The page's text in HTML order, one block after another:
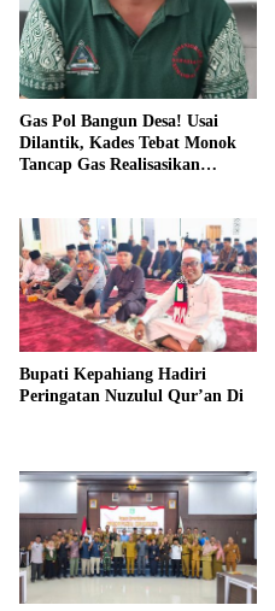
Gas Pol Bangun Desa! Usai
Dilantik, Kades Tebat Monok
Tancap Gas Realisasikan
Bupati Kepahiang Hadiri
Peringatan Nuzulul Qur’an Di